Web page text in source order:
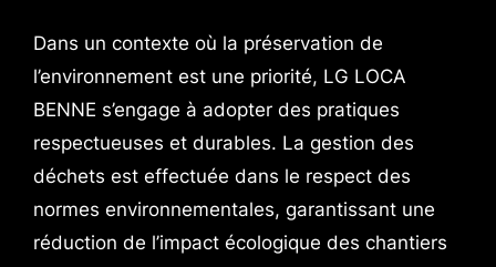
Dans un contexte où la préservation de
l’environnement est une priorité, LG LOCA
BENNE s’engage à adopter des pratiques
respectueuses et durables. La gestion des
déchets est effectuée dans le respect des
normes environnementales, garantissant une
réduction de l’impact écologique des chantiers